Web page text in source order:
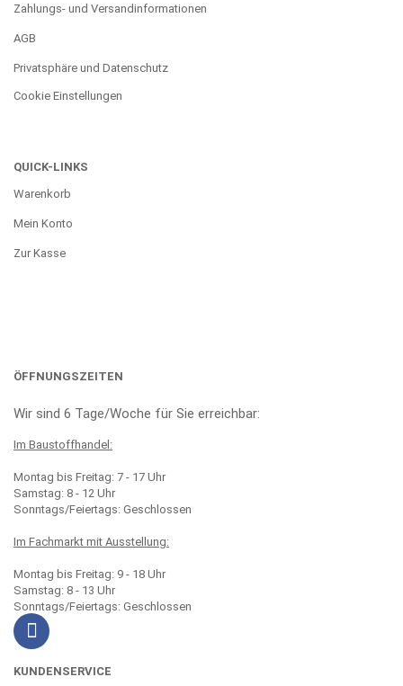
Zahlungs- und Versandinformationen
AGB
Privatsphäre und Datenschutz
Cookie Einstellungen
QUICK-LINKS
Warenkorb
Mein Konto
Zur Kasse
ÖFFNUNGSZEITEN
Wir sind 6 Tage/Woche für Sie erreichbar:
Im Baustoffhandel:
Montag bis Freitag: 7 - 17 Uhr
Samstag: 8 - 12 Uhr
Sonntags/Feiertags: Geschlossen
Im Fachmarkt mit Ausstellung:
Montag bis Freitag: 9 - 18 Uhr
Samstag: 8 - 13 Uhr
Sonntags/Feiertags: Geschlossen
KUNDENSERVICE